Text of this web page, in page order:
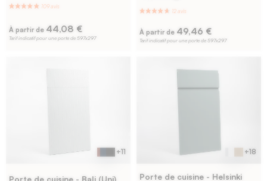
À partir de 44,08 €
Tarif indicatif pour une porte de 597x297
À partir de 49,46 €
Tarif indicatif pour une porte de 597x297
Porte de cuisine - Bali (Uni)
+11
Porte de cuisine - Helsinki
+18